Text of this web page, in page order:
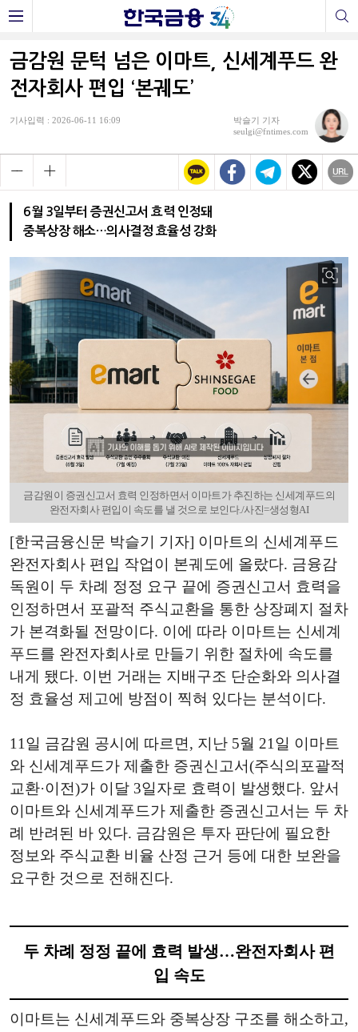
금감원 문턱 넘은 이마트, 신세계푸드 완
전자회사 편입 ‘본궤도’
기사입력 : 2026-06-11 16:09
박슬기 기자
seulgi@fntimes.com
6월 3일부터 증권신고서 효력 인정돼
중복상장 해소…의사결정 효율성 강화
금감원이 증권신고서 효력 인정하면서 이마트가 추진하는 신세계푸드의
완전자회사 편입이 속도를 낼 것으로 보인다./사진=생성형AI
[한국금융신문 박슬기 기자] 이마트의 신세계푸드
완전자회사 편입 작업이 본궤도에 올랐다. 금융감
독원이 두 차례 정정 요구 끝에 증권신고서 효력을
인정하면서 포괄적 주식교환을 통한 상장폐지 절차
가 본격화될 전망이다. 이에 따라 이마트는 신세계
푸드를 완전자회사로 만들기 위한 절차에 속도를
내게 됐다. 이번 거래는 지배구조 단순화와 의사결
정 효율성 제고에 방점이 찍혀 있다는 분석이다.
11일 금감원 공시에 따르면, 지난 5월 21일 이마트
와 신세계푸드가 제출한 증권신고서(주식의포괄적
교환·이전)가 이달 3일자로 효력이 발생했다. 앞서
이마트와 신세계푸드가 제출한 증권신고서는 두 차
례 반려된 바 있다. 금감원은 투자 판단에 필요한
정보와 주식교환 비율 산정 근거 등에 대한 보완을
요구한 것으로 전해진다.
두 차례 정정 끝에 효력 발생…완전자회사 편
입 속도
이마트는 신세계푸드와 중복상장 구조를 해소하고,